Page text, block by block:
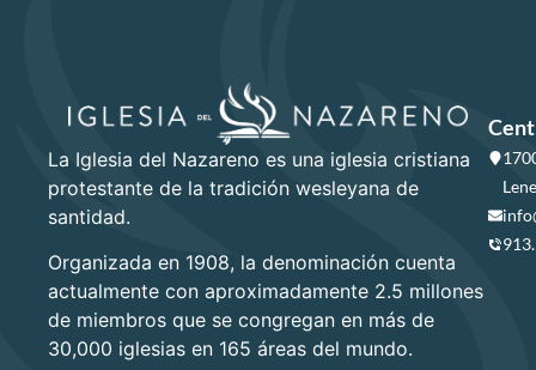
La Iglesia del Nazareno es una iglesia cristiana
protestante de la tradición wesleyana de
santidad.
Organizada en 1908, la denominación cuenta
actualmente con aproximadamente 2.5 millones
de miembros que se congregan en más de
30,000 iglesias en 165 áreas del mundo.